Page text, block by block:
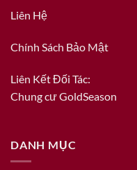
Liên Hệ
Chính Sách Bảo Mật
Liên Kết Đối Tác:
Chung cư GoldSeason
DANH MỤC